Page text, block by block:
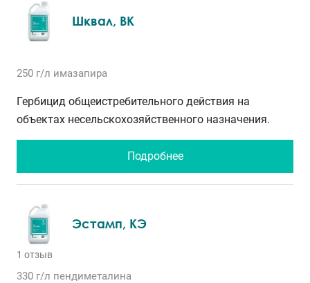
Шквал, ВК
250 г/л имазапира
Гербицид общеистребительного действия на
объектах несельскохозяйственного назначения.
Подробнее
Эстамп, КЭ
1 отзыв
330 г/л пендиметалина